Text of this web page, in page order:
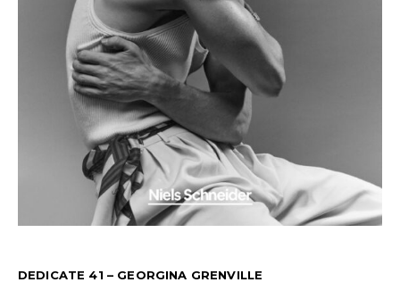
DEDICATE 41 – GEORGINA GRENVILLE